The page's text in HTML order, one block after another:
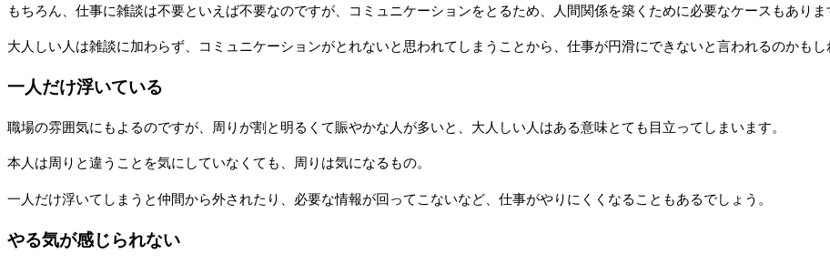
もちろん、仕事に雑談は不要といえば不要なのですが、コミュニケーションをとるため、人間関係を築くために必要なケースもありま
大人しい人は雑談に加わらず、コミュニケーションがとれないと思われてしまうことから、仕事が円滑にできないと言われるのかもし
一人だけ浮いている
職場の雰囲気にもよるのですが、周りが割と明るくて賑やかな人が多いと、大人しい人はある意味とても目立ってしまいます。
本人は周りと違うことを気にしていなくても、周りは気になるもの。
一人だけ浮いてしまうと仲間から外されたり、必要な情報が回ってこないなど、仕事がやりにくくなることもあるでしょう。
やる気が感じられない